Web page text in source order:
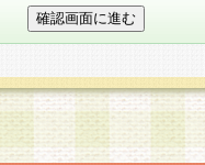
している個人情報の開示・訂
ることが当社にて確認できた
、当社所定の登録手続きを